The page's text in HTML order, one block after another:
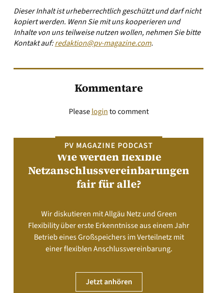
Dieser Inhalt ist urheberrechtlich geschützt und darf nicht
kopiert werden. Wenn Sie mit uns kooperieren und
Inhalte von uns teilweise nutzen wollen, nehmen Sie bitte
Kontakt auf:redaktion@pv-magazine.com.
Kommentare
Pleaseloginto comment
PV MAGAZINE PODCAST
Wie werden flexible
Netzanschlussvereinbarungen
fair für alle?
Wir diskutieren mit Allgäu Netz und Green
Flexibility über erste Erkenntnisse aus einem Jahr
Betrieb eines Großspeichers im Verteilnetz mit
einer flexiblen Anschlussvereinbarung.
Jetzt anhören